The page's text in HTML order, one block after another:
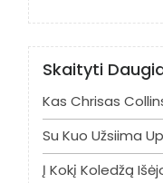
Skaityti
Kas Chrisas
Su Kuo Užsiima
Į Kokį Koledžą